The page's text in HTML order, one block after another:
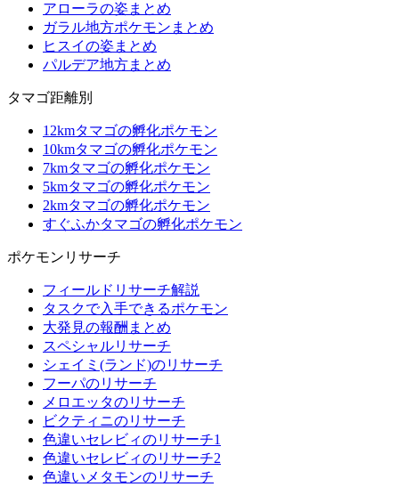
アローラの姿まとめ
ガラル地方ポケモンまとめ
ヒスイの姿まとめ
パルデア地方まとめ
タマゴ距離別
12kmタマゴの孵化ポケモン
10kmタマゴの孵化ポケモン
7kmタマゴの孵化ポケモン
5kmタマゴの孵化ポケモン
2kmタマゴの孵化ポケモン
すぐふかタマゴの孵化ポケモン
ポケモンリサーチ
フィールドリサーチ解説
タスクで入手できるポケモン
大発見の報酬まとめ
スペシャルリサーチ
シェイミ(ランド)のリサーチ
フーパのリサーチ
メロエッタのリサーチ
ビクティニのリサーチ
色違いセレビィのリサーチ1
色違いセレビィのリサーチ2
色違いメタモンのリサーチ